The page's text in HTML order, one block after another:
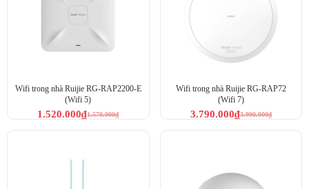
Wifi trong nhà Ruijie RG-RAP2200-E
(Wifi 5)
1.570.000₫
1.520.000₫
Wifi trong nhà Ruijie RG-RAP72
(Wifi 7)
3.990.000₫
3.790.000₫